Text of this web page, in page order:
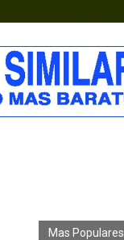
Mas Populares